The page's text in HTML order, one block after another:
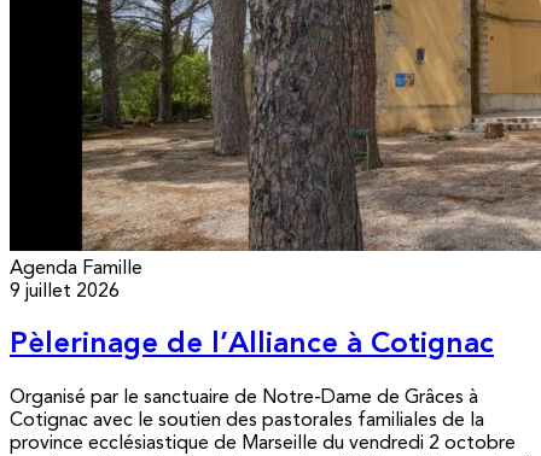
Agenda Famille
9 juillet 2026
Pèlerinage de l’Alliance à Cotignac
Organisé par le sanctuaire de Notre-Dame de Grâces à
Cotignac avec le soutien des pastorales familiales de la
province ecclésiastique de Marseille du vendredi 2 octobre